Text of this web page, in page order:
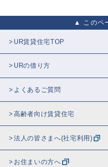
このペ
UR賃貸住宅TOP
URの借り方
よくあるご質問
高齢者向け賃貸住宅
法人の皆さまへ(社宅利用)
お住まいの方へ